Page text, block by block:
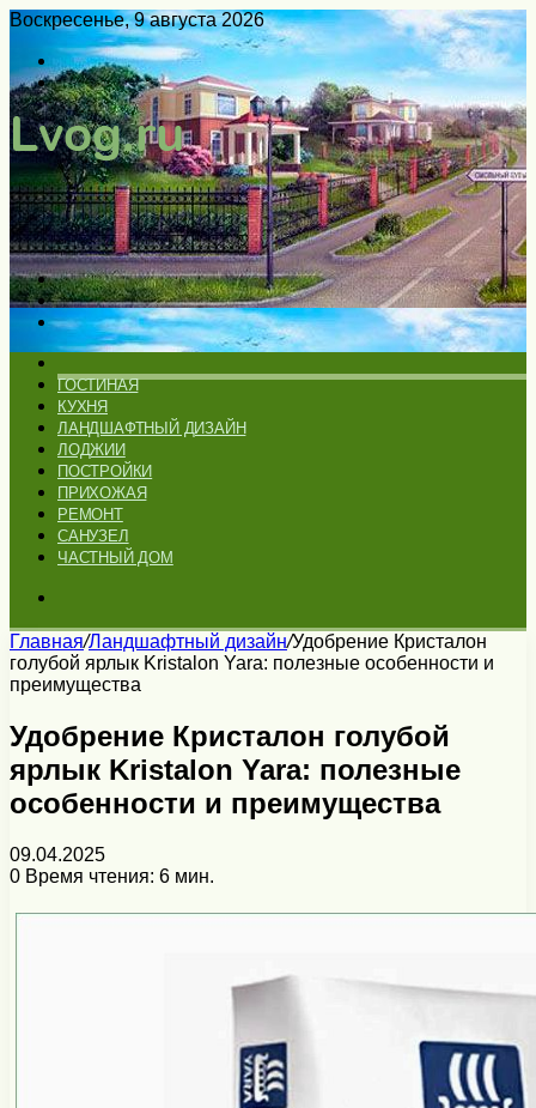
Воскресенье, 9 августа 2026
Войти
Switch
skin
Меню
Искать
Switch
skin
ГОСТИНАЯ
КУХНЯ
ЛАНДШАФТНЫЙ ДИЗАЙН
ЛОДЖИИ
ПОСТРОЙКИ
ПРИХОЖАЯ
РЕМОНТ
САНУЗЕЛ
ЧАСТНЫЙ ДОМ
Главная/Ландшафтный дизайн/Удобрение Кристалон
голубой ярлык Kristalon Yara: полезные особенности и
преимущества
Удобрение Кристалон голубой
ярлык Kristalon Yara: полезные
особенности и преимущества
09.04.2025
0 Время чтения: 6 мин.